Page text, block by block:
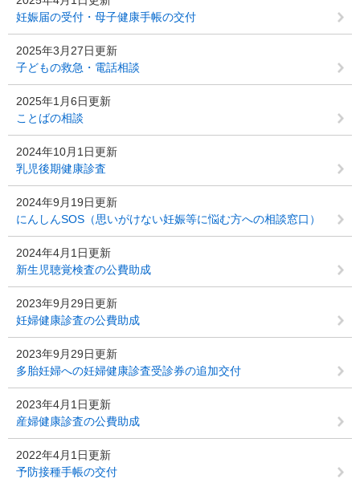
妊娠届の受付・母子健康手帳の交付
2025年3月27日更新
子どもの救急・電話相談
2025年1月6日更新
ことばの相談
2024年10月1日更新
乳児後期健康診査
2024年9月19日更新
にんしんSOS（思いがけない妊娠等に悩む方への相談窓口）
2024年4月1日更新
新生児聴覚検査の公費助成
2023年9月29日更新
妊婦健康診査の公費助成
2023年9月29日更新
多胎妊婦への妊婦健康診査受診券の追加交付
2023年4月1日更新
産婦健康診査の公費助成
2022年4月1日更新
予防接種手帳の交付